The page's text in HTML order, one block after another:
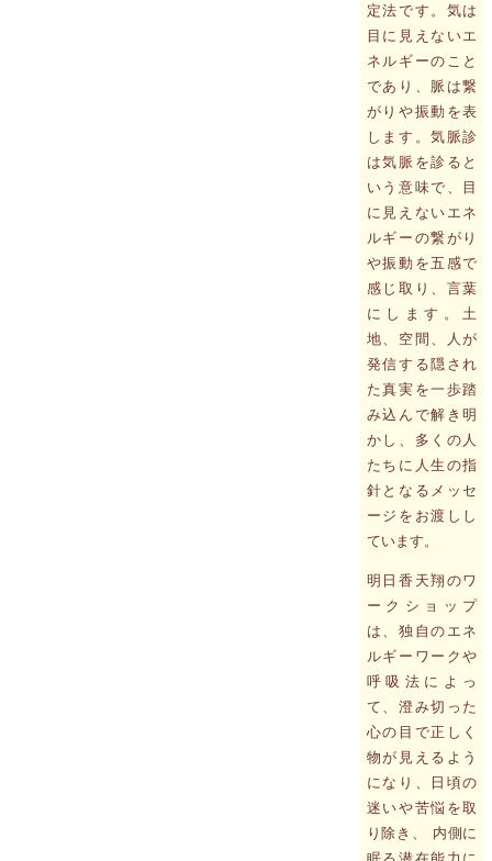
定法です。気は
目に見えないエ
ネルギーのこと
であり、脈は繋
がりや振動を表
します。気脈診
は気脈を診ると
いう意味で、目
に見えないエネ
ルギーの繋がり
や振動を五感で
感じ取り、言葉
にします。土
地、空間、人が
発信する隠され
た真実を一歩踏
み込んで解き明
かし、多くの人
たちに人生の指
針となるメッセ
ージをお渡しし
ています。
明日香天翔のワ
ークショップ
は、独自のエネ
ルギーワークや
呼吸法によっ
て、澄み切った
心の目で正しく
物が見えるよう
になり、日頃の
迷いや苦悩を取
り除き、 内側に